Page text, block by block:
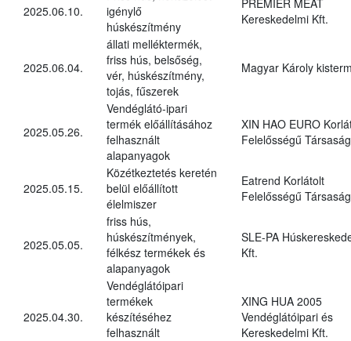
2025.06.10.
igénylő
húskészítmény
Kereskedelmi Kft.
2025.06.04.
állati melléktermék,
friss hús, belsőség,
vér, húskészítmény,
tojás, fűszerek
Magyar Károly
2025.05.26.
Vendéglátó-ipari
termék előállításához
felhasznált
alapanyagok
XIN HAO EURO
Felelősségű Társaság
2025.05.15.
Közétkeztetés keretén
belül előállított
élelmiszer
Eatrend Korlátolt
Felelősségű Társaság
2025.05.05.
friss hús,
húskészítmények,
félkész termékek és
alapanyagok
SLE-PA
Kft.
2025.04.30.
Vendéglátóipari
termékek
készítéséhez
felhasznált
XING HUA 2005
Vendéglátóipari és
Kereskedelmi Kft.